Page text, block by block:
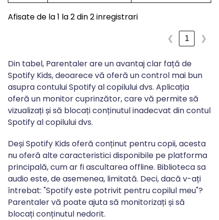
Afisate de la 1 la 2 din 2 inregistrari
❮ 1 ❯
Din tabel, Parentaler are un avantaj clar față de
Spotify Kids, deoarece vă oferă un control mai bun
asupra contului Spotify al copilului dvs. Aplicația
oferă un monitor cuprinzător, care vă permite să
vizualizați și să blocați conținutul inadecvat din contul
Spotify al copilului dvs.
Deși Spotify Kids oferă conținut pentru copii, acesta
nu oferă alte caracteristici disponibile pe platforma
principală, cum ar fi ascultarea offline. Biblioteca sa
audio este, de asemenea, limitată. Deci, dacă v-ați
întrebat: "Spotify este potrivit pentru copilul meu"?
Parentaler vă poate ajuta să monitorizați și să
blocați conținutul nedorit.